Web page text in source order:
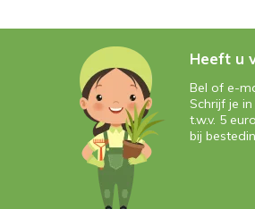
Heeft u
Bel of e-
Schrijf je
t.w.v. 5 euro
bij